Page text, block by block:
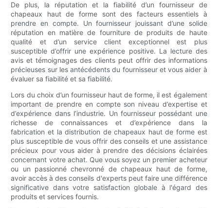
De plus, la réputation et la fiabilité d’un fournisseur de
chapeaux haut de forme sont des facteurs essentiels à
prendre en compte. Un fournisseur jouissant d’une solide
réputation en matière de fourniture de produits de haute
qualité et d’un service client exceptionnel est plus
susceptible d’offrir une expérience positive. La lecture des
avis et témoignages des clients peut offrir des informations
précieuses sur les antécédents du fournisseur et vous aider à
évaluer sa fiabilité et sa fiabilité.
Lors du choix d’un fournisseur haut de forme, il est également
important de prendre en compte son niveau d’expertise et
d’expérience dans l’industrie. Un fournisseur possédant une
richesse de connaissances et d’expérience dans la
fabrication et la distribution de chapeaux haut de forme est
plus susceptible de vous offrir des conseils et une assistance
précieux pour vous aider à prendre des décisions éclairées
concernant votre achat. Que vous soyez un premier acheteur
ou un passionné chevronné de chapeaux haut de forme,
avoir accès à des conseils d'experts peut faire une différence
significative dans votre satisfaction globale à l'égard des
produits et services fournis.